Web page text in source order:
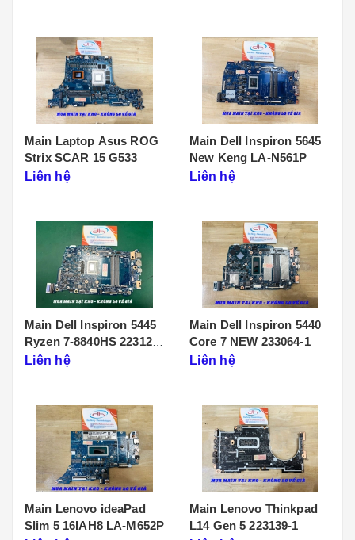
Main Laptop Asus ROG
Strix SCAR 15 G533
Liên hệ
Main Dell Inspiron 5645
New Keng LA-N561P
Liên hệ
Main Dell Inspiron 5445
Ryzen 7-8840HS 223125-
1Liên hệ
Main Dell Inspiron 5440
Core 7 NEW 233064-1
Liên hệ
Main Lenovo ideaPad
Slim 5 16IAH8 LA-M652P
Main Lenovo Thinkpad
L14 Gen 5 223139-1